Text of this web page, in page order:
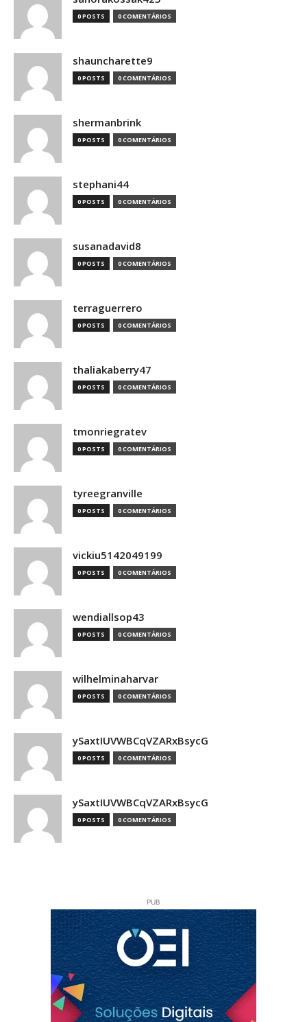
0 POSTS 0 COMENTÁRIOS
shauncharette9
0 POSTS 0 COMENTÁRIOS
shermanbrink
0 POSTS 0 COMENTÁRIOS
stephani44
0 POSTS 0 COMENTÁRIOS
susanadavid8
0 POSTS 0 COMENTÁRIOS
terraguerrero
0 POSTS 0 COMENTÁRIOS
thaliakaberry47
0 POSTS 0 COMENTÁRIOS
tmonriegratev
0 POSTS 0 COMENTÁRIOS
tyreegranville
0 POSTS 0 COMENTÁRIOS
vickiu5142049199
0 POSTS 0 COMENTÁRIOS
wendiallsop43
0 POSTS 0 COMENTÁRIOS
wilhelminaharvar
0 POSTS 0 COMENTÁRIOS
ySaxtIUVWBCqVZARxBsycG
0 POSTS 0 COMENTÁRIOS
ySaxtIUVWBCqVZARxBsycG
0 POSTS 0 COMENTÁRIOS
PUB